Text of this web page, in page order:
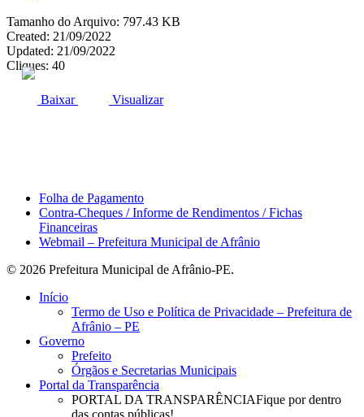
Tamanho do Arquivo: 797.43 KB
Created: 21/09/2022
Updated: 21/09/2022
Cliques: 40
Baixar Visualizar
Folha de Pagamento
Contra-Cheques / Informe de Rendimentos / Fichas
Financeiras
Webmail – Prefeitura Municipal de Afrânio
© 2026 Prefeitura Municipal de Afrânio-PE.
Close
Início
Termo de Uso e Política de Privacidade – Prefeitura de
Afrânio – PE
Governo
Prefeito
Órgãos e Secretarias Municipais
Portal da Transparência
PORTAL DA TRANSPARÊNCIAFique por dentro